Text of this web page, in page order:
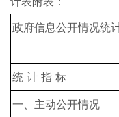
政府信息公开情况统
统 计 指 标
一、主动公开情况